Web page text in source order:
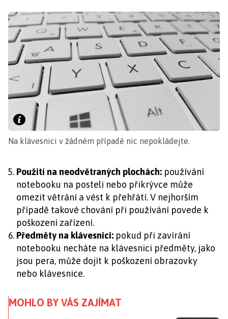
Na klávesnici v žádném případě nic nepokládejte.
Použití na neodvětraných plochách: používání
notebooku na posteli nebo přikrývce může
omezit větrání a vést k přehřátí. V nejhorším
případě takové chování při používání povede k
poškození zařízení.
Předměty na klávesnici: pokud při zavírání
notebooku necháte na klávesnici předměty, jako
jsou pera, může dojít k poškození obrazovky
nebo klávesnice.
MOHLO BY VÁS ZAJÍMAT